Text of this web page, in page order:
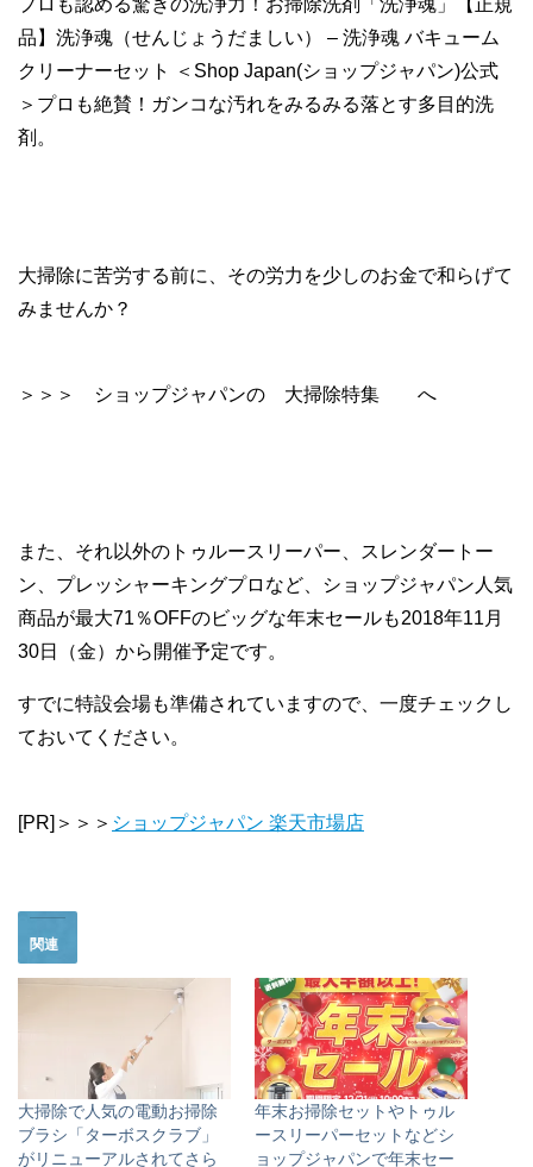
品】洗浄魂（せんじょうだましい） – 洗浄魂 バキューム
クリーナーセット ＜Shop Japan(ショップジャパン)公式
＞プロも絶賛！ガンコな汚れをみるみる落とす多目的洗
剤。
大掃除に苦労する前に、その労力を少しのお金で和らげて
みませんか？
＞＞＞ ショップジャパンの 大掃除特集 へ
また、それ以外のトゥルースリーパー、スレンダートー
ン、プレッシャーキングプロなど、ショップジャパン人気
商品が最大71％OFFのビッグな年末セールも2018年11月
30日（金）から開催予定です。
すでに特設会場も準備されていますので、一度チェックし
ておいてください。
[PR]＞＞＞ ショップジャパン 楽天市場店
関連
大掃除で人気の電動お掃除
ブラシ「ターボスクラブ」
がリニューアルされてさら
年末お掃除セットやトゥル
ースリーパーセットなどシ
ョップジャパンで年末セー